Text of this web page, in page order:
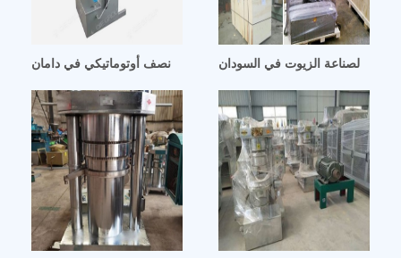
مكبس زيت هيدروليكي نصف أوتوماتيكي في دامان
لصناعة الزيوت في السودان